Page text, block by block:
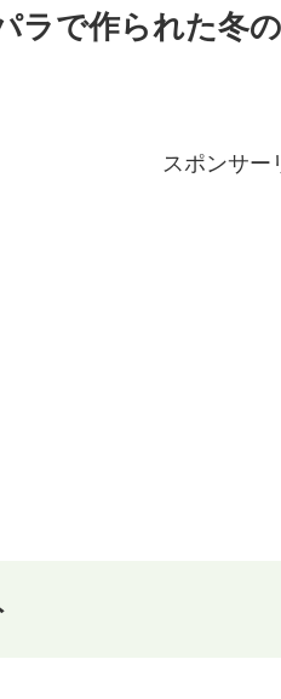
ラで作られた冬
スポンサー